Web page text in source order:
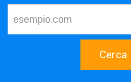
Cerca